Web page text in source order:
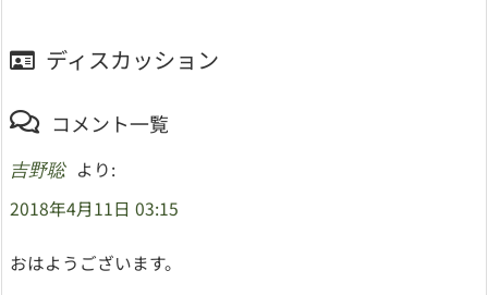
ディスカッション
コメント一覧
吉野聡
より:
2018年4月11日 03:15
おはようございます。